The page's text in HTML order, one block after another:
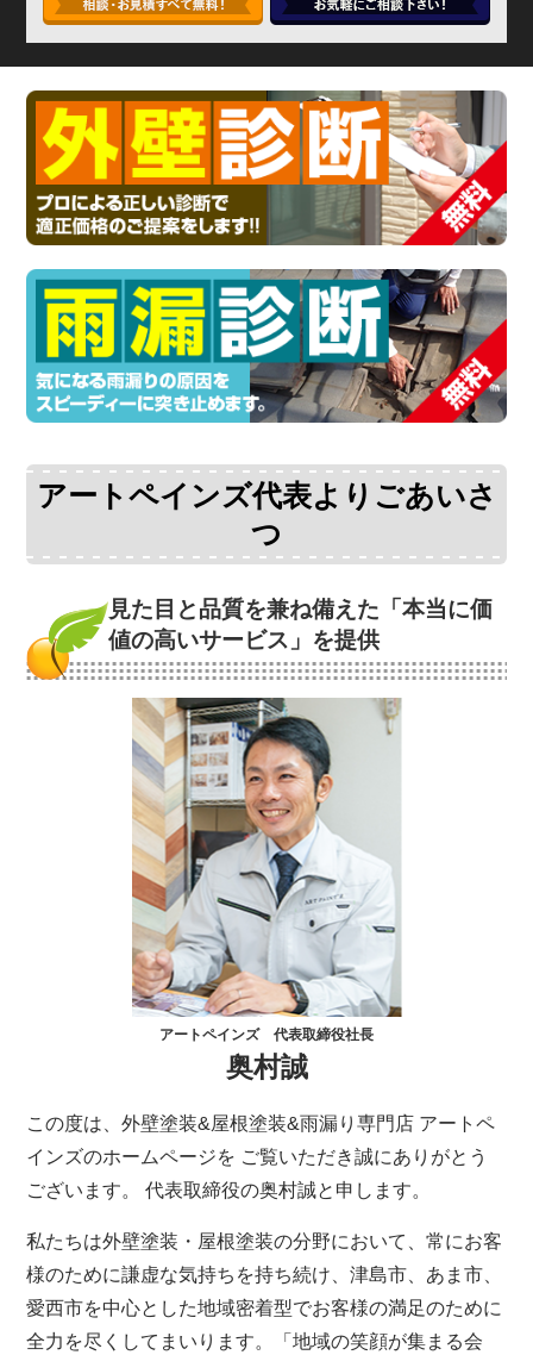
アートペインズ代表よりごあいさ
つ
見た目と品質を兼ね備えた 「本当に価
値の高いサービス」を提供
アートペインズ 代表取締役社長
奥村誠
この度は、外壁塗装&屋根塗装&雨漏り専門店 アートペ
インズのホームページを ご覧いただき誠にありがとう
ございます。 代表取締役の奥村誠と申します。
私たちは外壁塗装・屋根塗装の分野において、常にお客
様のために謙虚な気持ちを持ち続け、津島市、あま市、
愛西市を中心とした地域密着型でお客様の満足のために
全力を尽くしてまいります。「地域の笑顔が集まる会